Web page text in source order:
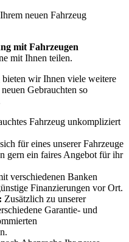
neuen Fahrzeug
mit Fahrzeugen
mit Ihnen teilen.
wir Ihnen viele weitere
Gebrauchten so
Fahrzeug unkompliziert
für eines unserer Fahrzeuge
gern ein faires Angebot für ihr
verschiedenen Banken
Finanzierungen vor Ort.
Zusätzlich zu unserer
Garantie- und